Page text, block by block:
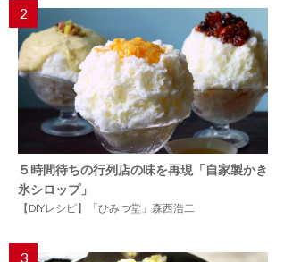
2
５時間待ちの行列店の味を再現「自家製かき
氷シロップ」
【DIYレシピ】「ひみつ堂」森西浩二
3